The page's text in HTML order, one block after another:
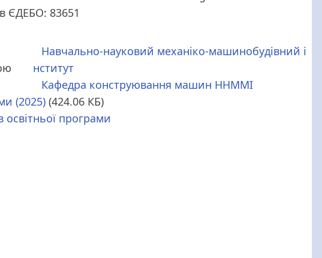
ЄДЕБО: 83651
Навчально-науковий механіко-машинобудівний і
нститут
Кафедра конструювання машин ННММІ
(2025) (424.06 КБ)
освітньої програми